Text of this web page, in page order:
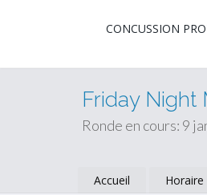
CONCUSSION
Friday Night
Ronde en cours: 9
Accueil Horaire